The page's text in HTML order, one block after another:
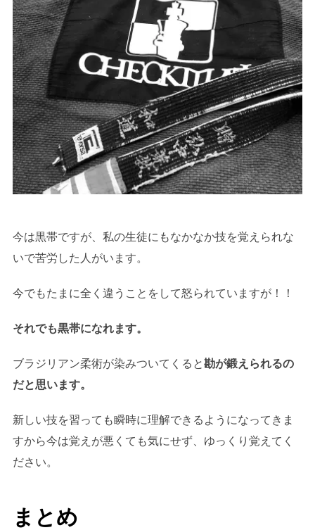
今は黒帯ですが、私の生徒にもなかなか技を覚えられな
いで苦労した人がいます。
今でもたまに全く違うことをして怒られていますが！！
それでも黒帯になれます。
ブラジリアン柔術が染みついてくると勘が鍛えられるの
だと思います。
新しい技を習っても瞬時に理解できるようになってきま
すから今は覚えが悪くても気にせず、ゆっくり覚えてく
ださい。
まとめ